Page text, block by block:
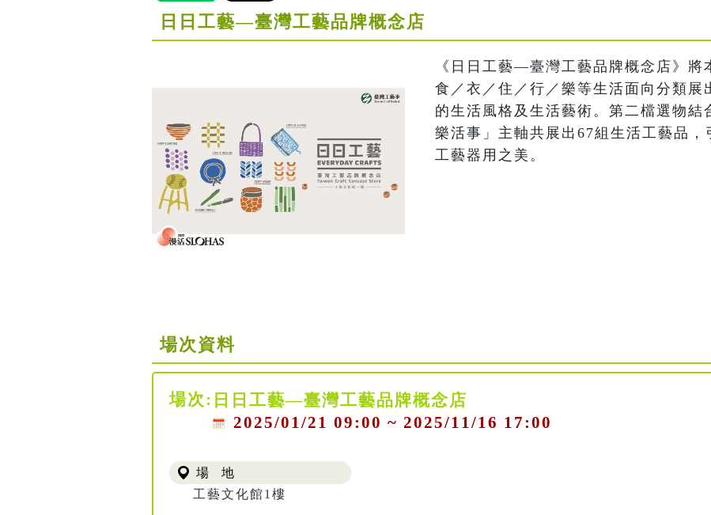
日日工藝—臺灣工藝品牌概念店
《日日工藝—臺灣工藝品牌概念店》將
食／衣／住／行／樂等生活面向分類展
的生活風格及生活藝術。第二檔選物結
樂活事」主軸共展出67組生活工藝品
工藝器用之美。
場次資料
場次: 日日工藝—臺灣工藝品牌概念店
2025/01/21 09:00 ~ 2025/11/16 17:00
場 地
工藝文化館1樓